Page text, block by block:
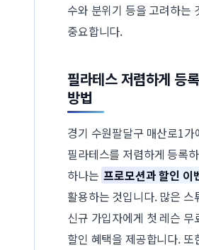
수와 분위기 등을 고려하는
중요합니다.
필라테스 저렴하게 등
방법
경기 수원팔달구 매산로1가
필라테스를 저렴하게 등록
하나는 프로모션과 할인 이
활용하는 것입니다. 많은 스
신규 가입자에게 첫 레슨 무
할인 혜택을 제공합니다. 또